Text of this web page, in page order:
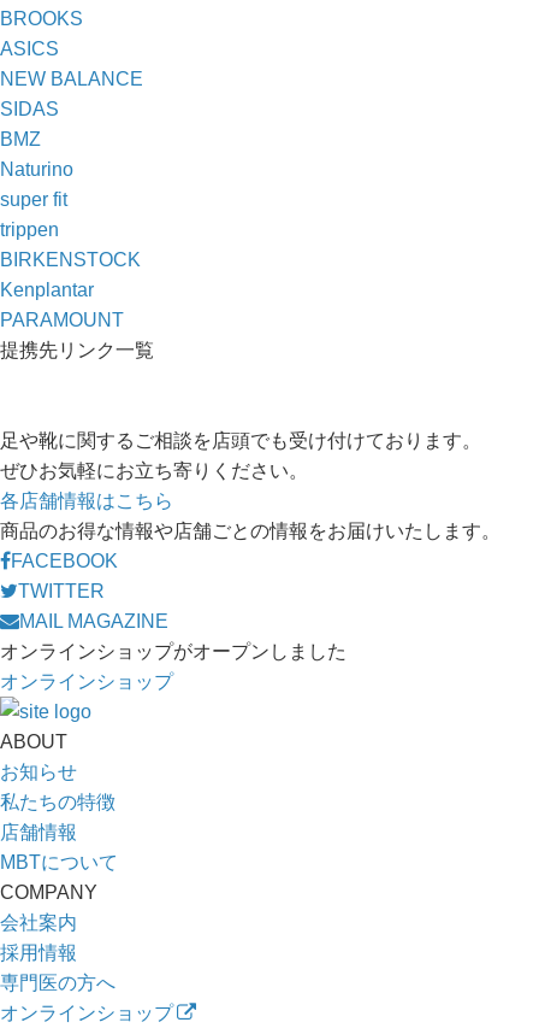
BROOKS
ASICS
NEW BALANCE
SIDAS
BMZ
Naturino
super fit
trippen
BIRKENSTOCK
Kenplantar
PARAMOUNT
提携先リンク一覧
足や靴に関するご相談を店頭でも受け付けております。
ぜひお気軽にお立ち寄りください。
各店舗情報はこちら
商品のお得な情報や店舗ごとの情報をお届けいたします。
FACEBOOK
TWITTER
MAIL MAGAZINE
オンラインショップがオープンしました
オンラインショップ
ABOUT
お知らせ
私たちの特徴
店舗情報
MBTについて
COMPANY
会社案内
採用情報
専門医の方へ
オンラインショップ